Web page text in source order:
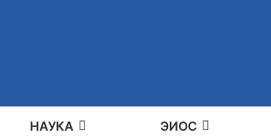
НАУКА ЭИОС